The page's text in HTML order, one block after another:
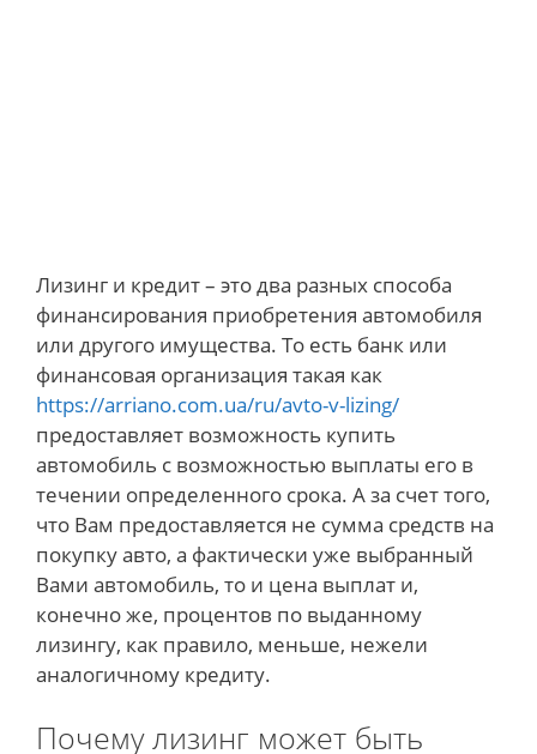
Лизинг и кредит – это два разных способа
финансирования приобретения автомобиля
или другого имущества. То есть банк или
финансовая организация такая как
https://arriano.com.ua/ru/avto-v-lizing/
предоставляет возможность купить
автомобиль с возможностью выплаты его в
течении определенного срока. А за счет того,
что Вам предоставляется не сумма средств на
покупку авто, а фактически уже выбранный
Вами автомобиль, то и цена выплат и,
конечно же, процентов по выданному
лизингу, как правило, меньше, нежели
аналогичному кредиту.
Почему лизинг может быть